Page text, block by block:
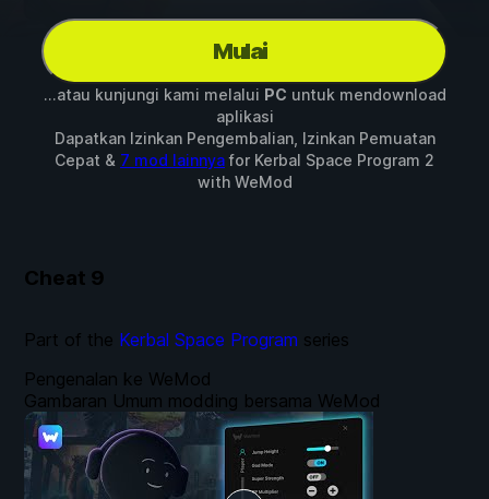
Mulai
...atau kunjungi kami melalui PC untuk mendownload
aplikasi
Dapatkan Izinkan Pengembalian, Izinkan Pemuatan
Cepat & 7 mod lainnyafor Kerbal Space Program 2
with WeMod
Cheat 9
Pengenalan ke WeMod
Gambaran Umum modding bersama WeMod
Part of the Kerbal Space Program series